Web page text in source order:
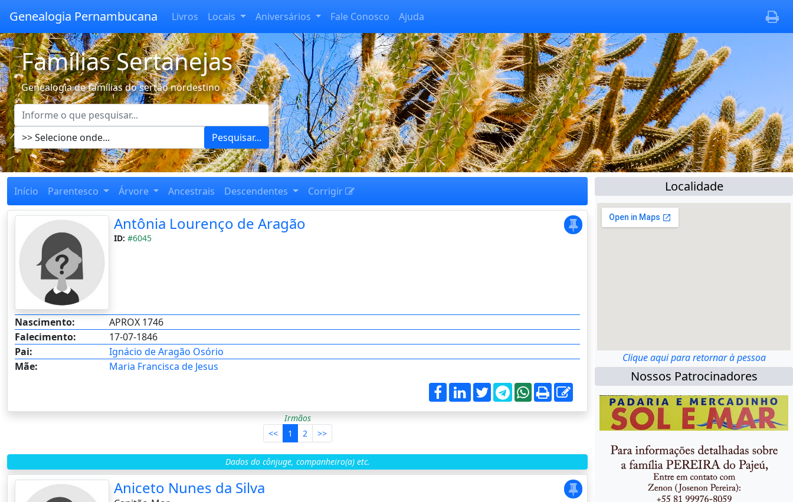
Genealogia Pernambucana Livros Locais Aniversários Fale Conosco Ajuda
Famílias Sertanejas
Genealogia de famílias do sertão nordestino
Pesquisar...
Início Parentesco Árvore Ancestrais Descendentes Corrigir
Antônia Lourenço de Aragão
ID: #6045
Nascimento:
APROX 1746
Falecimento:
17-07-1846
Pai:
Ignácio de Aragão Osório
Mãe:
Maria Francisca de Jesus
Irmãos
<<
1 2 >>
Dados do cônjuge, companheiro(a) etc.
Aniceto Nunes da Silva
Localidade
Clique aqui para retornar à pessoa
Nossos Patrocinadores